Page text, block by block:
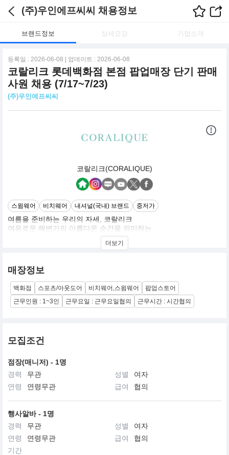
(주)우인에프씨씨 채용정보
브랜드정보 상세요강 기업소개
등록일 : 2026-06-08 | 업데이트 : 2026-06-08
코랄리크 롯데백화점 본점 팝업매장 단기 판매
사원 채용 (7/17~7/23)
(주)우인에프씨씨
코랄리크(CORALIQUE)
스윔웨어 비치웨어 내셔널(국내) 브랜드 중저가
여름을 준비하는 우리의 자세, 코랄리크
여유로운 해변가의 아름다운 순간을 의미하는
심플하고 모던한 컨셉의 트렌디한 젊은 Swim & Life wear 브랜드입
더보기
매장정보
백화점 스포츠/아웃도어 비치웨어,스윔웨어
팝업스토어
근무인원 : 1~3인
근무요일 : 근무요일협의 근무시간 : 시간협의
모집조건
점장(매니저) - 1명
경력
무관 성별
여자
연령
연령무관 급여 협의
행사알바 - 1명
경력
무관 성별
여자
연령
연령무관 급여
협의
기간